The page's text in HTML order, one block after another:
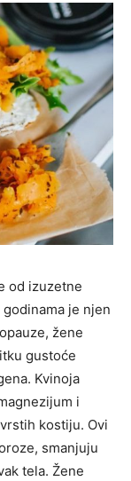
od izuzetne
je njen
žene
gustoće
Kvinoja
i
kostiju. Ovi
smanjuju
tela. Žene